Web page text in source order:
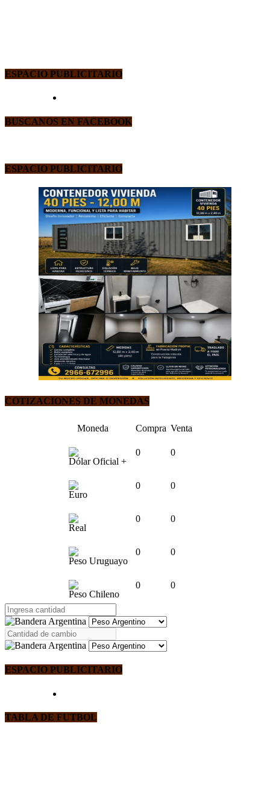
ESPACIO PUBLICITARIO
BUSCANOS EN FACEBOOK
ESPACIO PUBLICITARIO
COTIZACIONES DE MONEDAS
Moneda Compra Venta
Dólar Oficial +
0 0
Euro
0 0
Real
0 0
Peso Uruguayo
0 0
Peso Chileno
0 0
ESPACIO PUBLICITARIO
TABLA DE FUTBOL